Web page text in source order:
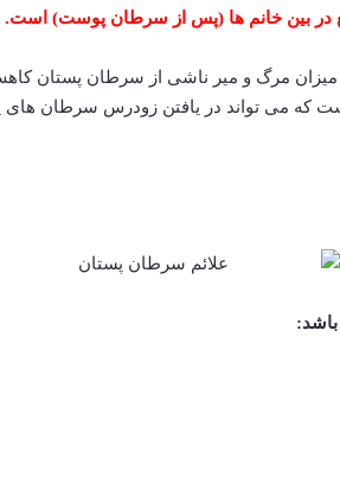
بین خانم ها (پس از سرطان پوست) است.
مرگ و میر ناشی از سرطان پستان
که می تواند در یافتن زودرس سرطان های